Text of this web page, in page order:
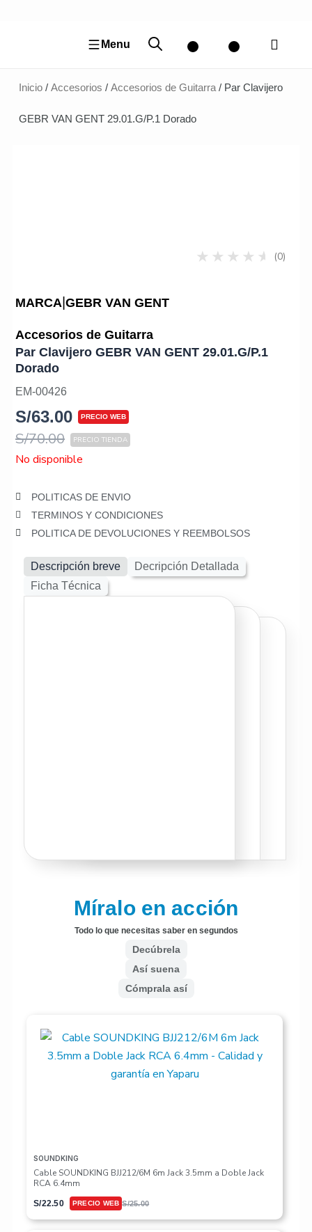
Menu
Inicio/ Accesorios / Accesorios de Guitarra/ Par Clavijero
GEBR VAN GENT 29.01.G/P.1 Dorado
(0)
MARCA|GEBR VAN GENT
Accesorios de Guitarra
Par Clavijero GEBR VAN GENT 29.01.G/P.1
Dorado
EM-00426
S/70.00
S/63.00
No disponible
POLITICAS DE ENVIO
TERMINOS Y CONDICIONES
POLITICA DE DEVOLUCIONES Y REEMBOLSOS
Descripción breve
Decripción Detallada
Ficha Técnica
Míralo en acción
Todo lo que necesitas saber en segundos
Decúbrela
Así suena
Cómprala así
SOUNDKING
Cable SOUNDKING BJJ212/6M 6m Jack 3.5mm a Doble Jack
RCA 6.4mm
S/25.00
S/22.50